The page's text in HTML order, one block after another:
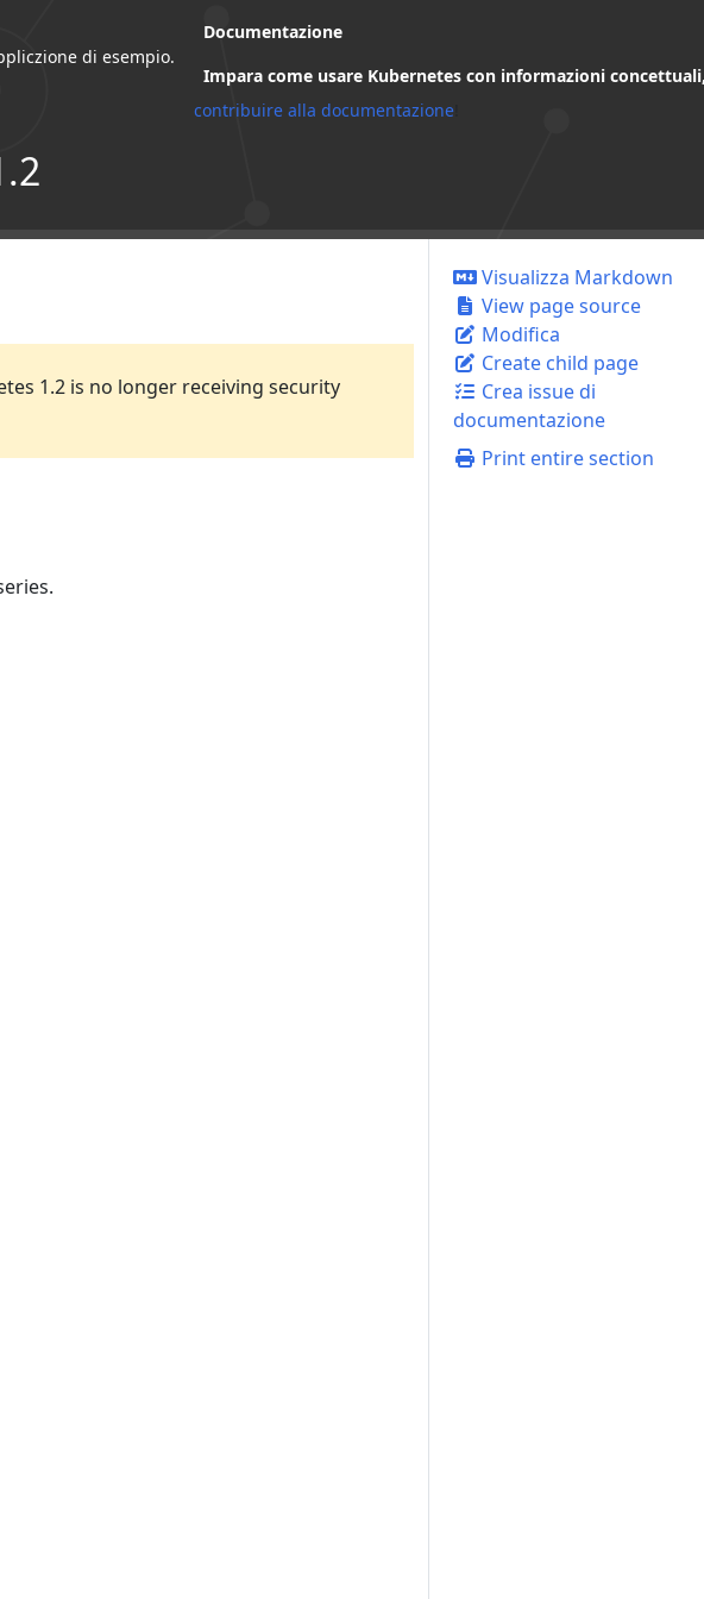
di esempio.
Documentazione
Impara come usare Kubernetes con informazioni
contribuire alla documentazione
Visualizza Markdown
View page source
Modifica
Create child page
Crea issue di
documentazione
Print entire section
1.2 is no longer receiving security